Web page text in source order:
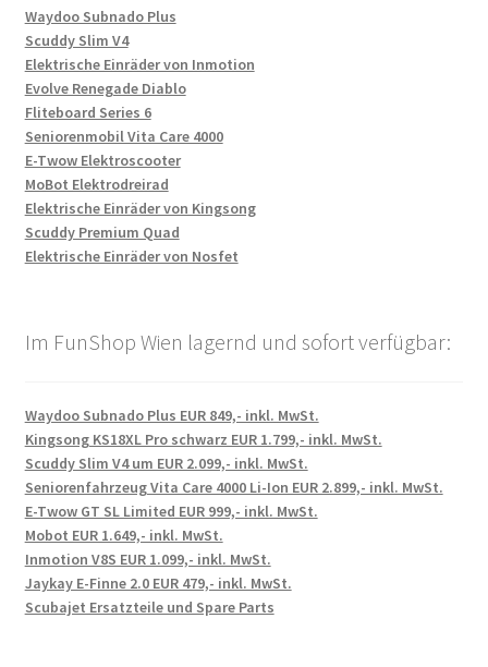
Waydoo Subnado Plus
Scuddy Slim V4
Elektrische Einräder von Inmotion
Evolve Renegade Diablo
Fliteboard Series 6
Seniorenmobil Vita Care 4000
E-Twow Elektroscooter
MoBot Elektrodreirad
Elektrische Einräder von Kingsong
Scuddy Premium Quad
Elektrische Einräder von Nosfet
Im FunShop Wien lagernd und sofort verfügbar:
Waydoo Subnado Plus EUR 849,- inkl. MwSt.
Kingsong KS18XL Pro schwarz EUR 1.799,- inkl. MwSt.
Scuddy Slim V4 um EUR 2.099,- inkl. MwSt.
Seniorenfahrzeug Vita Care 4000 Li-Ion EUR 2.899,- inkl. MwSt.
E-Twow GT SL Limited EUR 999,- inkl. MwSt.
Mobot EUR 1.649,- inkl. MwSt.
Inmotion V8S EUR 1.099,- inkl. MwSt.
Jaykay E-Finne 2.0 EUR 479,- inkl. MwSt.
Scubajet Ersatzteile und Spare Parts